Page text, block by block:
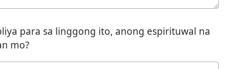
para sa linggong ito, anong espirituwal na
mo?